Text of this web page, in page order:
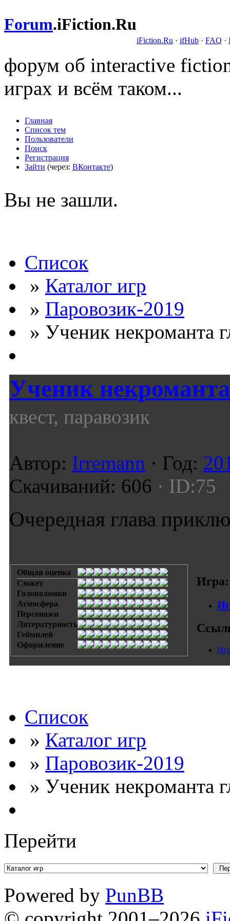
Forum.iFiction.Ru
iFiction.Ru · ifHub · FAQ ·
форум об interactive
играх и всём таком...
Главная
Список тем
Пользователи
Поиск
Регистрация
Зайти (через: ВКонтакте)
Вы не зашли.
Список
» Каталог игр
» Паровозик-2019
» Ученик некроманта
Ученик
квест, паравозик
Автор: Irremann · Год:
Скачиваний: 606 · ID:75
Очередная глава
Общая оценка
Сюжет
Головоломки
Атмосфера
Персонажи
Литературность
Геймплей
Оформление
Игра:
Список
» Каталог игр
» Паровозик-2019
» Ученик некроманта
Перейти
Powered by PunBB